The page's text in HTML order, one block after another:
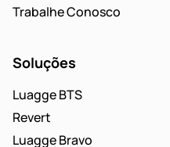
Trabalhe Conosco
Soluções
Luagge BTS
Revert
Luagge Bravo